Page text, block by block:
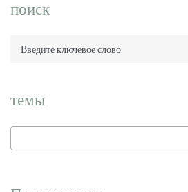
поиск
Введите
ключевое
темы